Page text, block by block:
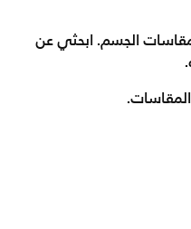
الجسم. ابحثي عن